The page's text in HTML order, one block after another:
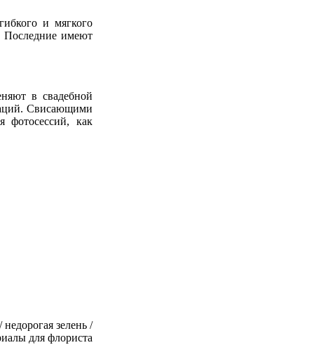
и мягкого
Последние имеют
в свадебной
Свисающими
фотосессий, как
недорогая зелень /
для флориста